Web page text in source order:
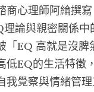
商心理師阿綸撰
論與親密關係中
「EQ 高就是沒脾
低EQ的生活特徵
我覺察與情緒管